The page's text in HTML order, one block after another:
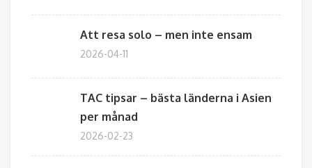
Att resa solo – men inte ensam
2026-04-11
TAC tipsar – bästa länderna i Asien
per månad
2026-02-23